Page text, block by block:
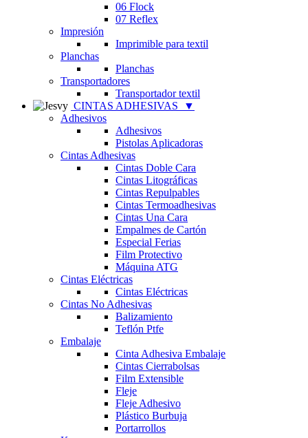
06 Flock
07 Reflex
Impresión
Imprimible para textil
Planchas
Planchas
Transportadores
Transportador textil
CINTAS ADHESIVAS
▼
Adhesivos
Adhesivos
Pistolas Aplicadoras
Cintas Adhesivas
Cintas Doble Cara
Cintas Litográficas
Cintas Repulpables
Cintas Termoadhesivas
Cintas Una Cara
Empalmes de Cartón
Especial Ferias
Film Protectivo
Máquina ATG
Cintas Eléctricas
Cintas Eléctricas
Cintas No Adhesivas
Balizamiento
Teflón Ptfe
Embalaje
Cinta Adhesiva Embalaje
Cintas Cierrabolsas
Film Extensible
Fleje
Fleje Adhesivo
Plástico Burbuja
Portarrollos